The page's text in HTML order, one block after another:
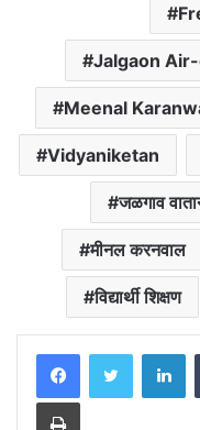
Jalgaon
Meenal
Vidyaniketan
जळगाव
मीनल करनवाल
विद्यार्थी शिक्षण
Print